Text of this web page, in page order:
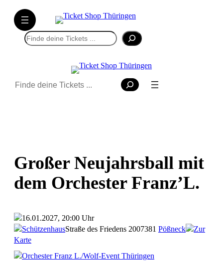
Suchen
Suchen
Großer Neujahrsball mit
dem Orchester Franz’L.
16.01.2027, 20:00 Uhr
SchützenhausStraße des Friedens 2007381 Pößneck
Zur
Karte
Orchester Franz L./Wolf-Event Thüringen